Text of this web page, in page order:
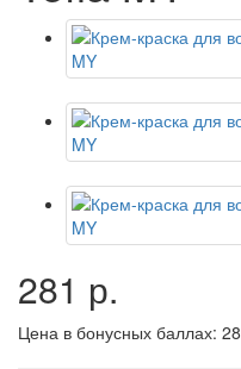
281 р.
Цена в бонусных баллах: